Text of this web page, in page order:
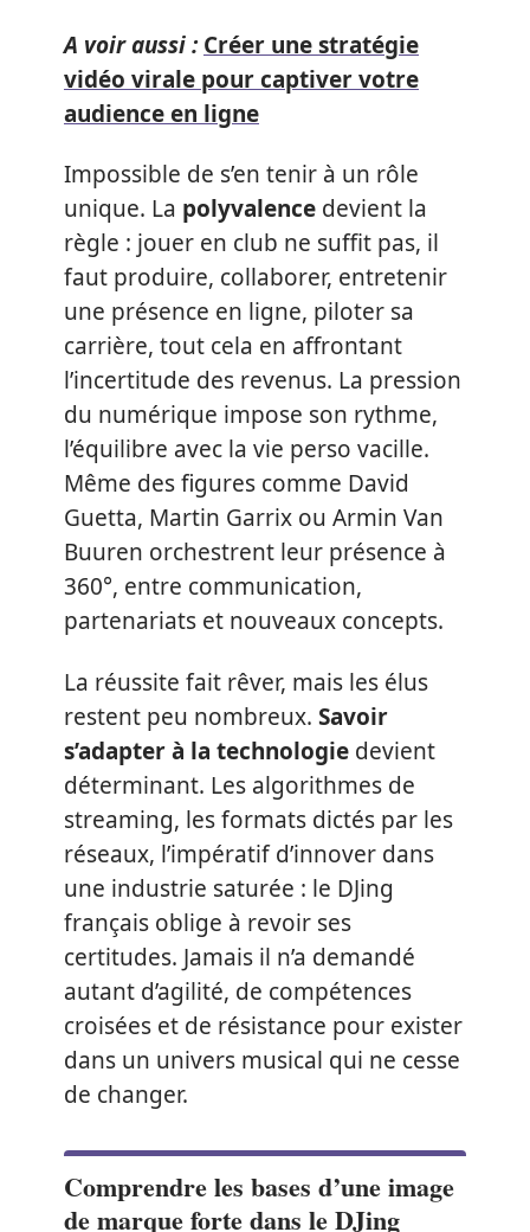
A voir aussi : Créer une stratégie
vidéo virale pour captiver votre
audience en ligne
Impossible de s’en tenir à un rôle
unique. La polyvalence devient la
règle : jouer en club ne suffit pas, il
faut produire, collaborer, entretenir
une présence en ligne, piloter sa
carrière, tout cela en affrontant
l’incertitude des revenus. La pression
du numérique impose son rythme,
l’équilibre avec la vie perso vacille.
Même des figures comme David
Guetta, Martin Garrix ou Armin Van
Buuren orchestrent leur présence à
360°, entre communication,
partenariats et nouveaux concepts.
La réussite fait rêver, mais les élus
restent peu nombreux. Savoir
s’adapter à la technologie devient
déterminant. Les algorithmes de
streaming, les formats dictés par les
réseaux, l’impératif d’innover dans
une industrie saturée : le DJing
français oblige à revoir ses
certitudes. Jamais il n’a demandé
autant d’agilité, de compétences
croisées et de résistance pour exister
dans un univers musical qui ne cesse
de changer.
Comprendre les bases d’une image
de marque forte dans le DJing